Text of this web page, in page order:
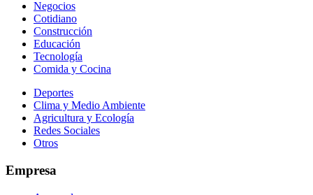
Negocios
Cotidiano
Construcción
Educación
Tecnología
Comida y Cocina
Deportes
Clima y Medio Ambiente
Agricultura y Ecología
Redes Sociales
Otros
Empresa